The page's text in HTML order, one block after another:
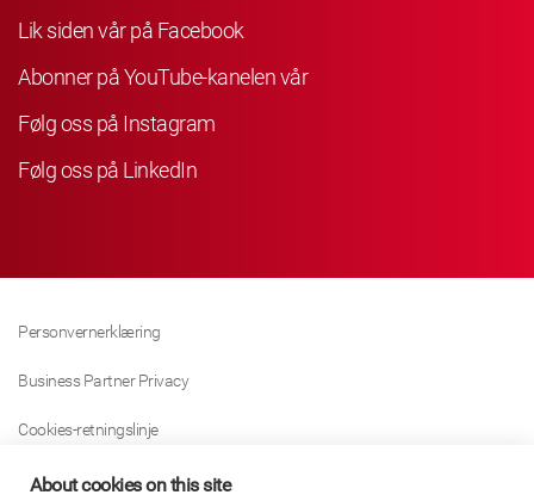
Lik siden vår på Facebook
Abonner på YouTube-kanelen vår
Følg oss på Instagram
Følg oss på LinkedIn
Personvernerklæring
Business Partner Privacy
Cookies-retningslinje
Modern Slavery Act Policy
About cookies on this site